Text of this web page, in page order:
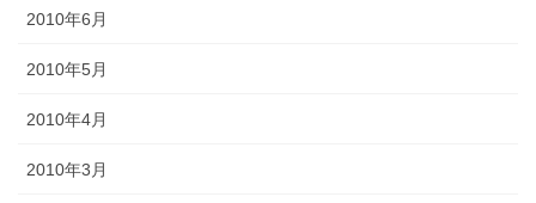
2010年6月
2010年5月
2010年4月
2010年3月